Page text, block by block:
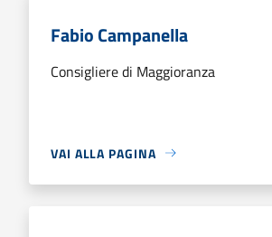
Fabio Campanella
Consigliere di Maggioranza
VAI ALLA PAGINA